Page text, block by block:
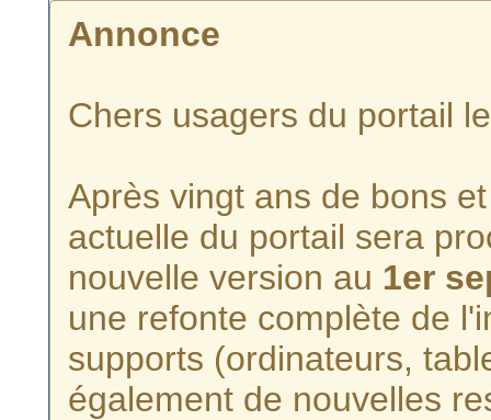
Annonce
Chers usagers du portail
Après vingt ans de bons
actuelle du portail sera
nouvelle version au 1er
une refonte complète de
supports (ordinateurs,
également de nouvelles